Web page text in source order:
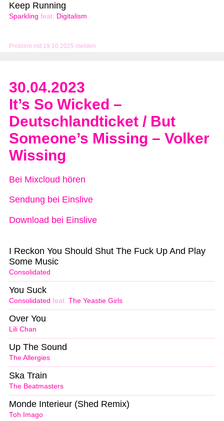
Problem mit 19.10.2025 melden
Sparkling feat. Digitalism
Keep Running
30.04.2023
It’s So Wicked –
Deutschlandticket / But
Someone’s Missing – Volker
Wissing
Bei Mixcloud hören
Sendung bei Einslive
Download bei Einslive
Consolidated
I Reckon You Should Shut The Fuck Up And Play
Some Music
Consolidated feat. The Yeastie Girls
You Suck
Lili Chan
Over You
The Allergies
Up The Sound
The Beatmasters
Ska Train
Toh Imago
Monde Interieur (Shed Remix)